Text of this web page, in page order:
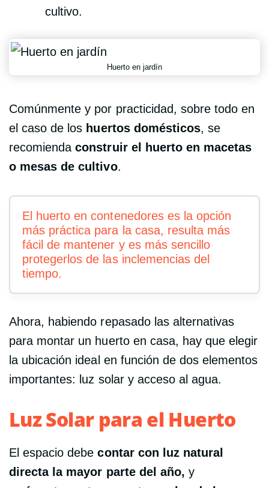
cultivo.
Huerto en jardín
Comúnmente y por practicidad, sobre todo en
el caso de los huertos domésticos, se
recomiendaconstruir el huerto en macetas
o mesas de cultivo.
El huerto en contenedores es la opción
más práctica para la casa, resulta más
fácil de mantener y es más sencillo
protegerlos de las inclemencias del
tiempo.
Ahora, habiendo repasado las alternativas
para montar un huerto en casa, hay que elegir
la ubicación ideal en función de dos elementos
importantes: luz solar y acceso al agua.
Luz Solar para el Huerto
El espacio debecontar con luz natural
directa la mayor parte del año, y